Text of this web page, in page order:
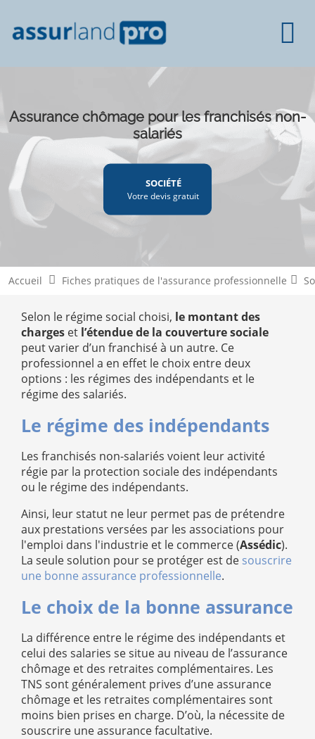
Assurance chômage pour les franchisés non-
salariés
SOCIÉTÉ
Votre devis gratuit
Accueil Fiches pratiques de l'assurance professionnelle
Selon le régime social choisi, le montant des
charges et l’étendue de la couverture sociale
peut varier d’un franchisé à un autre. Ce
professionnel a en effet le choix entre deux
options : les régimes des indépendants et le
régime des salariés.
Le régime des indépendants
Les franchisés non-salariés voient leur activité
régie par la protection sociale des indépendants
ou le régime des indépendants.
Ainsi, leur statut ne leur permet pas de prétendre
aux prestations versées par les associations pour
l'emploi dans l'industrie et le commerce (Assédic).
La seule solution pour se protéger est de souscrire
une bonne assurance professionnelle.
Le choix de la bonne assurance
La différence entre le régime des indépendants et
celui des salaries se situe au niveau de l’assurance
chômage et des retraites complémentaires. Les
TNS sont généralement prives d’une assurance
chômage et les retraites complémentaires sont
moins bien prises en charge. D’où, la nécessite de
souscrire une assurance facultative.